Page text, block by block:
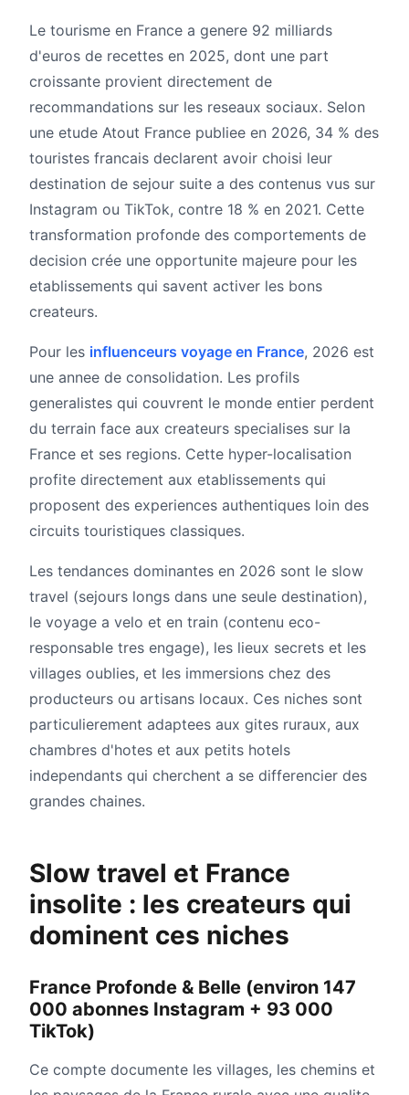
Le tourisme en France a genere 92 milliards
d'euros de recettes en 2025, dont une part
croissante provient directement de
recommandations sur les reseaux sociaux. Selon
une etude Atout France publiee en 2026, 34 % des
touristes francais declarent avoir choisi leur
destination de sejour suite a des contenus vus sur
Instagram ou TikTok, contre 18 % en 2021. Cette
transformation profonde des comportements de
decision crée une opportunite majeure pour les
etablissements qui savent activer les bons
createurs.
Pour les influenceurs voyage en France, 2026 est
une annee de consolidation. Les profils
generalistes qui couvrent le monde entier perdent
du terrain face aux createurs specialises sur la
France et ses regions. Cette hyper-localisation
profite directement aux etablissements qui
proposent des experiences authentiques loin des
circuits touristiques classiques.
Les tendances dominantes en 2026 sont le slow
travel (sejours longs dans une seule destination),
le voyage a velo et en train (contenu eco-
responsable tres engage), les lieux secrets et les
villages oublies, et les immersions chez des
producteurs ou artisans locaux. Ces niches sont
particulierement adaptees aux gites ruraux, aux
chambres d'hotes et aux petits hotels
independants qui cherchent a se differencier des
grandes chaines.
Slow travel et France
insolite : les createurs qui
dominent ces niches
France Profonde & Belle (environ 147
000 abonnes Instagram + 93 000
TikTok)
Ce compte documente les villages, les chemins et